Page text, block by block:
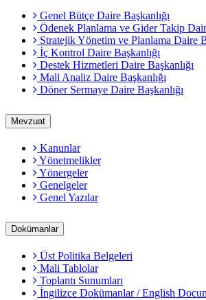
Genel Bütçe Daire Başkanlığı
Ödenek Planlama ve Gider Takip
Stratejik Yönetim ve Planlama Daire
İç Kontrol Daire Başkanlığı
Destek Hizmetleri Daire Başkanlığı
Mali Analiz Daire Başkanlığı
Döner Sermaye Daire Başkanlığı
Mevzuat
Kanunlar
Yönetmelikler
Yönergeler
Genelgeler
Genel Yazılar
Dokümanlar
Üst Politika Belgeleri
Mali Tablolar
Toplantı Sunumları
İngilizce Dokümanlar / English